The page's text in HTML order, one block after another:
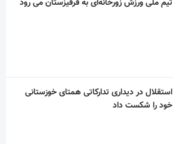
تیم ملی ورزش زورخانه‌ای به قرقیزستان می رود
استقلال در دیداری تدارکاتی همتای خوزستانی
خود را شکست داد